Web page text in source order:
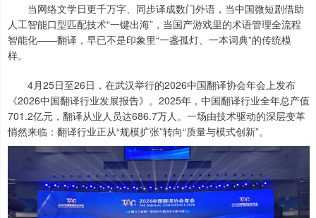
当网络文学日更千万字、同步译成数门外语，当中国微短剧借助
人工智能口型匹配技术“一键出海”，当国产游戏里的术语管理全流程
智能化——翻译，早已不是印象里“一盏孤灯、一本词典”的传统模
样。
4月25日至26日，在武汉举行的2026中国翻译协会年会上发布
《2026中国翻译行业发展报告》。2025年，中国翻译行业全年总产值
701.2亿元，翻译从业人员达686.7万人。一场由技术驱动的深层变革
悄然来临：翻译行业正从“规模扩张”转向“质量与模式创新”。